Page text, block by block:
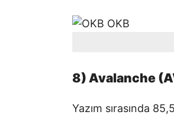
8) Avalanche
Yazım sırasında